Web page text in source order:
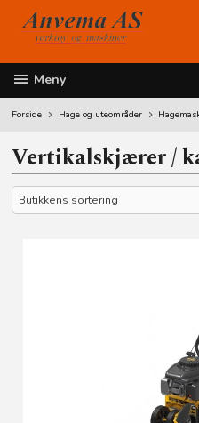
innholdet
Meny
Forside Hage og uteområder
Vertikalskjærer /